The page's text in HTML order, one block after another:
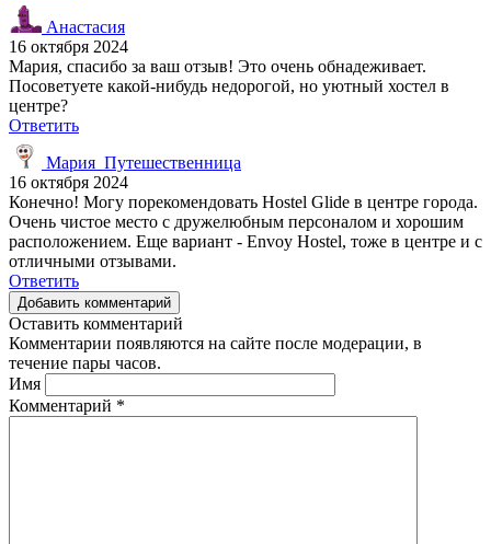
Анастасия
16 октября 2024
Мария, спасибо за ваш отзыв! Это очень обнадеживает.
Посоветуете какой-нибудь недорогой, но уютный хостел в
центре?
Ответить
Мария_Путешественница
16 октября 2024
Конечно! Могу порекомендовать Hostel Glide в центре города.
Очень чистое место с дружелюбным персоналом и хорошим
расположением. Еще вариант - Envoy Hostel, тоже в центре и с
отличными отзывами.
Ответить
Добавить комментарий
Оставить комментарий
Комментарии появляются на сайте после модерации, в
течение пары часов.
Имя
Комментарий *